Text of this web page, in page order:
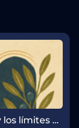
Parashat Shemini: Fuego, silencio y los límites de la santidad